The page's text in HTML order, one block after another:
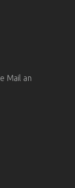
Mail an